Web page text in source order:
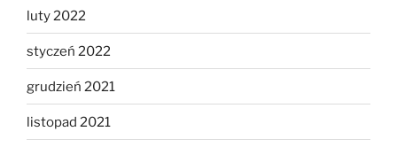
luty 2022
styczeń 2022
grudzień 2021
listopad 2021